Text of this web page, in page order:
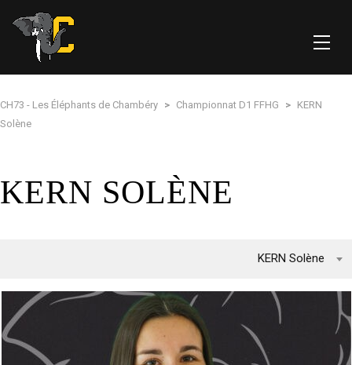
CH73 - Les Éléphants de Chambéry > Championnat D1 FFHG > KERN
Solène
KERN SOLÈNE
KERN Solène